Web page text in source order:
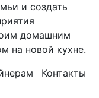
и создать
домашним
на новой кухне.
Контакты